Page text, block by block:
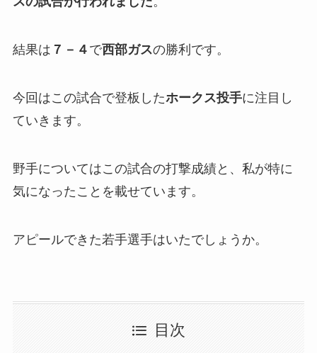
結果は ７－４ で西部ガスの勝利です。
今回はこの試合で登板したホークス投手に注目し
ていきます。
野手についてはこの試合の打撃成績と、私が特に
気になったことを載せています。
アピールできた若手選手はいたでしょうか。
目次